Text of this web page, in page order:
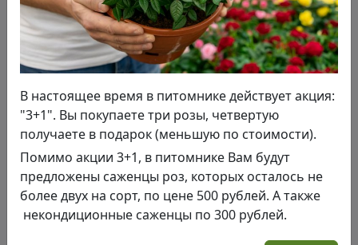
В настоящее время в питомнике действует акция:
"3+1". Вы покупаете три розы, четвертую
получаете в подарок (меньшую по стоимости).
Помимо акции 3+1, в питомнике Вам будут
предложены саженцы роз, которых осталось не
более двух на сорт, по цене 500 рублей. А также
некондиционные саженцы по 300 рублей.